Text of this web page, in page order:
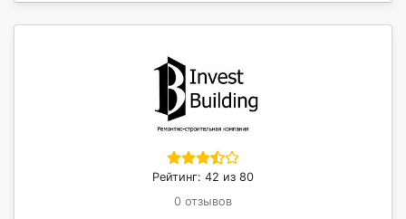
Рейтинг: 42 из 80
0 отзывов